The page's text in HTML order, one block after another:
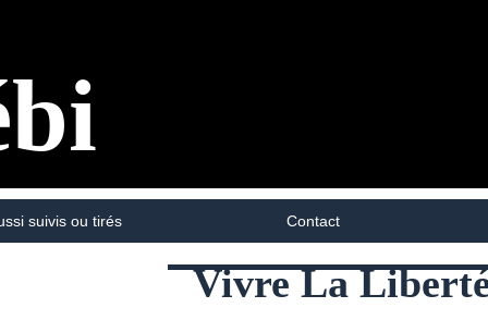
suivis ou tirés Contact
Vivre La